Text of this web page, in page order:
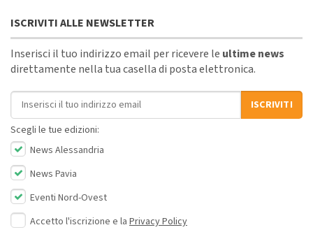
ISCRIVITI ALLE NEWSLETTER
Inserisci il tuo indirizzo email per ricevere le ultime news
direttamente nella tua casella di posta elettronica.
Indirizzo email
ISCRIVITI
Scegli le tue edizioni:
News Alessandria
News Pavia
Eventi Nord-Ovest
Accetto l'iscrizione e la Privacy Policy